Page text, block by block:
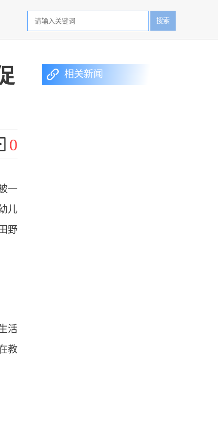
搜索
0
一
儿
野
活
教
相关新闻